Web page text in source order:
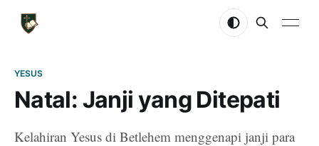
YESUS
Natal: Janji yang Ditepati
Kelahiran Yesus di Betlehem menggenapi janji para